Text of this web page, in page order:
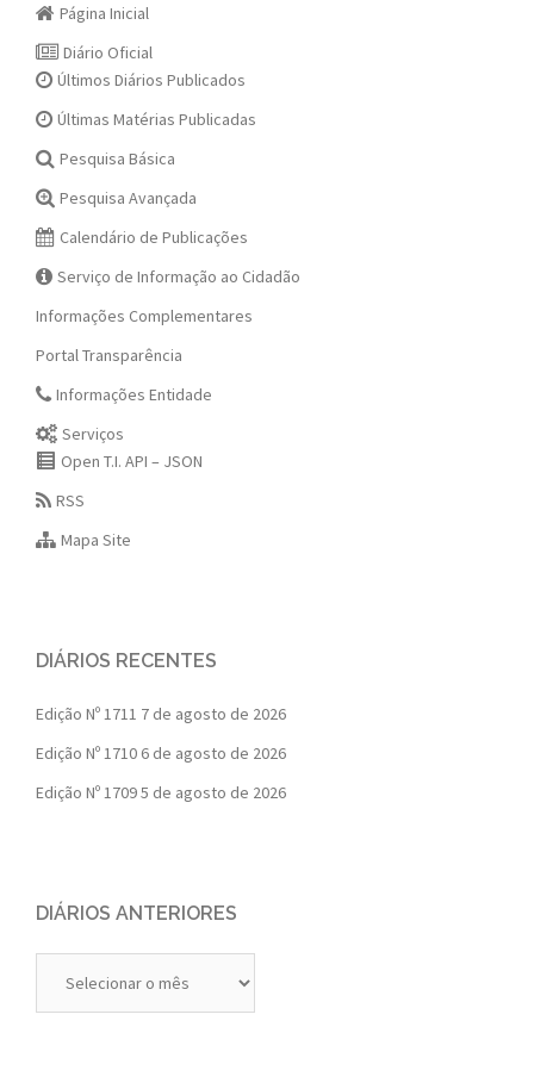
Página Inicial
Diário Oficial
Últimos Diários Publicados
Últimas Matérias Publicadas
Pesquisa Básica
Pesquisa Avançada
Calendário de Publicações
Serviço de Informação ao Cidadão
Informações Complementares
Portal Transparência
Informações Entidade
Serviços
Open T.I. API – JSON
RSS
Mapa Site
DIÁRIOS RECENTES
Edição Nº 1711 7 de agosto de 2026
Edição Nº 1710 6 de agosto de 2026
Edição Nº 17095 de agosto de 2026
DIÁRIOS ANTERIORES
Anteriores